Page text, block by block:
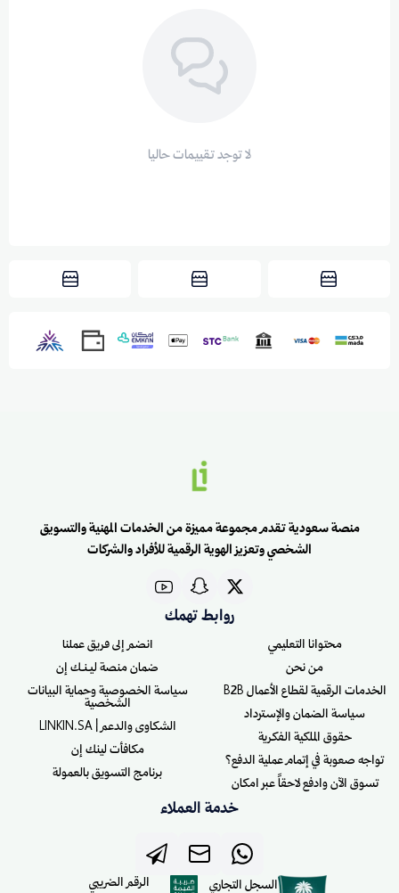
لا توجد تقييمات حاليا
منصة سعودية تقدم مجموعة مميزة من الخدمات المهنية والتسويق
الشخصي وتعزيز الهوية الرقمية للأفراد والشركات
روابط تهمك
محتوانا التعليمي
من نحن
الخدمات الرقمية لقطاع الأعمال B2B
سياسة الضمان والإسترداد
حقوق الملكية الفكرية
تواجه صعوبة في إتمام عملية الدفع؟
تسوق الآن وادفع لاحقاً عبر امكان
انضم إلى فريق عملنا
ضمان منصة ليـنـك إن
سياسة الخصوصية وحماية البيانات
الشخصية
الشكاوى والدعم | LINKIN.SA
مكافأت لينك إن
برنامج التسويق بالعمولة
خدمة العملاء
السجل التجاري الرقم الضريبي